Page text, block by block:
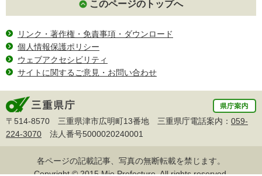
このページのトップへ
リンク・著作権・免責事項・ダウンロード
個人情報保護ポリシー
ウェブアクセシビリティ
サイトに関するご意見・お問い合わせ
〒514-8570 三重県津市広明町13番地 三重県庁電話案内： 059-
224-3070 法人番号5000020240001
各ページの記載記事、写真の無断転載を禁じます。
Copyright © 2015 Mie Prefecture, All rights reserved.